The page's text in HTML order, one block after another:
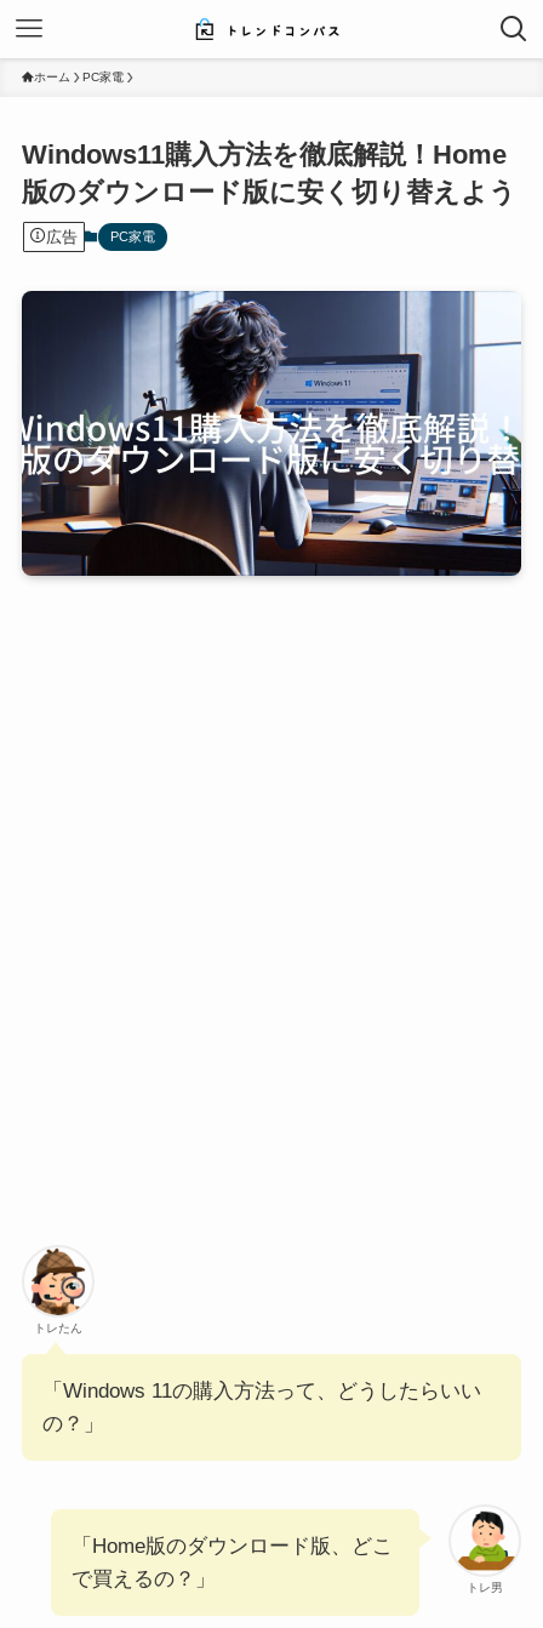
ホーム PC家電
Windows11購入方法を徹底解説！Home
版のダウンロード版に安く切り替えよう
広告 PC家電
トレたん
「Windows 11の購入方法って、どうしたらいい
の？」
トレ男
「Home版のダウンロード版、どこ
で買えるの？」